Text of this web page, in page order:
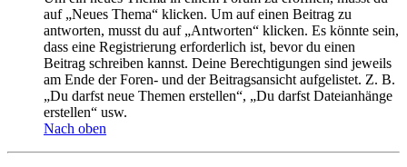
auf „Neues Thema“ klicken. Um auf einen Beitrag zu
antworten, musst du auf „Antworten“ klicken. Es könnte sein,
dass eine Registrierung erforderlich ist, bevor du einen
Beitrag schreiben kannst. Deine Berechtigungen sind jeweils
am Ende der Foren- und der Beitragsansicht aufgelistet. Z. B.
„Du darfst neue Themen erstellen“, „Du darfst Dateianhänge
erstellen“ usw.
Nach oben